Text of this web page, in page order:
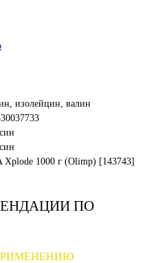
изолейцин, валин
Xplode 1000 г (Olimp) [143743]
ПО